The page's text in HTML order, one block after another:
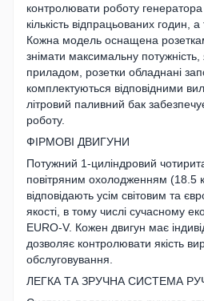
контролювати роботу
кількість відпрацьованих годин,
Кожна модель оснащена
знімати максимальну потужність,
приладом, розетки обладнані
комплектуються відповідними
літровий паливний бак
роботу.
ФІРМОВІ ДВИГУНИ
Потужний 1-циліндровий
повітряним охолодженням (18.5
відповідають усім світовим та
якості, в тому числі сучасному
EURO-V. Кожен двигун має
дозволяє контролювати якість
обслуговування.
ЛЕГКА ТА ЗРУЧНА СИСТЕМА